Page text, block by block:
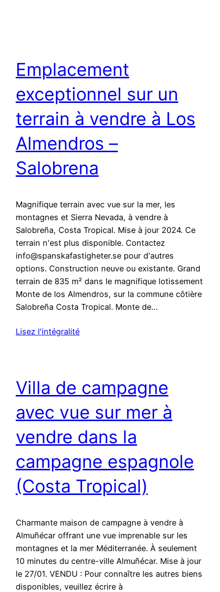
Emplacement
exceptionnel sur un
terrain à vendre à Los
Almendros –
Salobrena
Magnifique terrain avec vue sur la mer, les
montagnes et Sierra Nevada, à vendre à
Salobreña, Costa Tropical. Mise à jour 2024. Ce
terrain n'est plus disponible. Contactez
info@spanskafastigheter.se pour d'autres
options. Construction neuve ou existante. Grand
terrain de 835 m² dans le magnifique lotissement
Monte de los Almendros, sur la commune côtière
Salobreña Costa Tropical. Monte de…
Lisez l'intégralité
Villa de campagne
avec vue sur mer à
vendre dans la
campagne espagnole
(Costa Tropical)
Charmante maison de campagne à vendre à
Almuñécar offrant une vue imprenable sur les
montagnes et la mer Méditerranée. À seulement
10 minutes du centre-ville Almuñécar. Mise à jour
le 27/01. VENDU : Pour connaître les autres biens
disponibles, veuillez écrire à